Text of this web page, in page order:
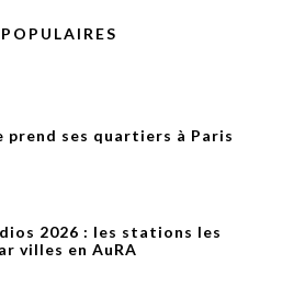
prend ses quartiers à Paris
2026 : les stations les
villes en AuRA